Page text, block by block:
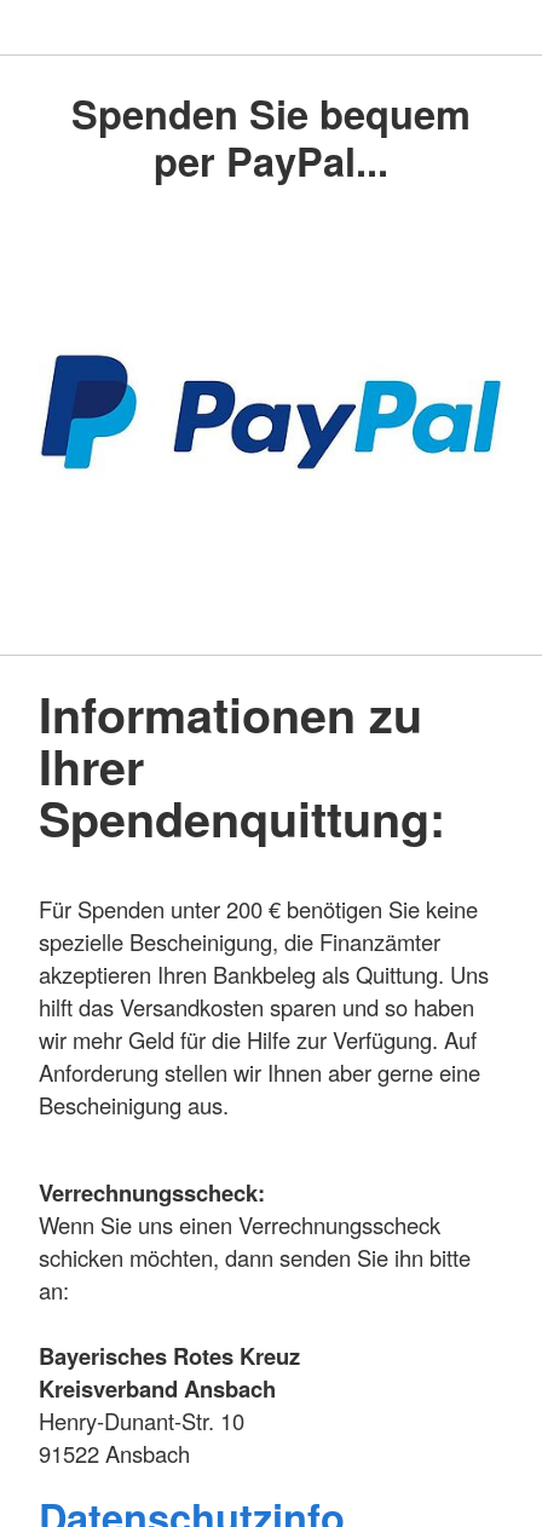
Spenden Sie bequem
per PayPal...
Informationen zu
Ihrer
Spendenquittung:
Für Spenden unter 200 € benötigen Sie keine
spezielle Bescheinigung, die Finanzämter
akzeptieren Ihren Bankbeleg als Quittung. Uns
hilft das Versandkosten sparen und so haben
wir mehr Geld für die Hilfe zur Verfügung. Auf
Anforderung stellen wir Ihnen aber gerne eine
Bescheinigung aus.
Verrechnungsscheck:
Wenn Sie uns einen Verrechnungsscheck
schicken möchten, dann senden Sie ihn bitte
an:
Bayerisches Rotes Kreuz
Kreisverband Ansbach
Henry-Dunant-Str. 10
91522 Ansbach